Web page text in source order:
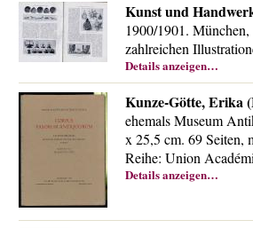
Kunst und
1900/1901.
zahlreichen
Details anzeigen…
Kunze-Götte, Erika
ehemals Museum
x 25,5 cm. 69 Seiten,
Reihe: Union
Details anzeigen…